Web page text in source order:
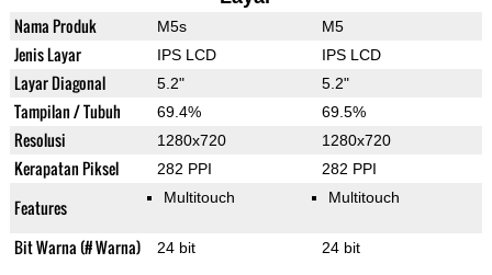
Nama Produk M5s M5
Jenis Layar IPS LCD IPS LCD
Layar Diagonal 5.2" 5.2"
Tampilan / Tubuh 69.4% 69.5%
Resolusi 1280x720 1280x720
Kerapatan Piksel 282 PPI 282 PPI
Features Multitouch Multitouch
Bit Warna (# Warna) 24 bit 24 bit